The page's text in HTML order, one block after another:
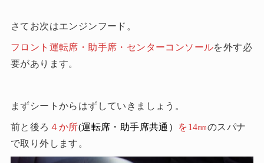
さてお次はエンジンフード。
フロント運転席・助手席・センターコンソールを外す必
要があります。
まずシートからはずしていきましょう。
前と後ろ ４か所(運転席・助手席共通） を14㎜のスパナ
で取り外します。